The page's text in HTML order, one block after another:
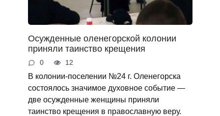
Осужденные оленегорской колонии
приняли таинство крещения
0 12
В колонии-поселении №24 г. Оленегорска
состоялось значимое духовное событие —
две осужденные женщины приняли
таинство крещения в православную веру.